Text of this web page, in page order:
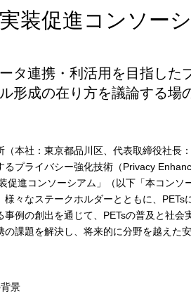
実装促進コンソー
タ連携・利活用を目指した
形成の在り方を議論する場
本社：東京都品川区、代表取締役社長
るプライバシー強化技術（Privacy
促進コンソーシアム」（以下「本コンソ
々なステークホルダーとともに、PETs
事例の創出を通じて、PETsの普及と社
の課題を解決し、将来的に分野を越えた
景